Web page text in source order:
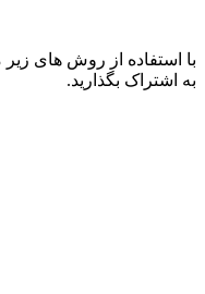
با استفاده از روش های زیر
به اشتراک بگذارید.